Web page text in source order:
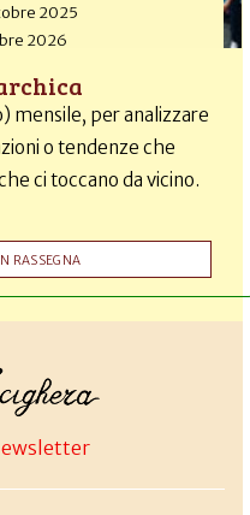
2025
2026
mensile, per analizzare
o tendenze che
ci toccano da vicino.
RASSEGNA